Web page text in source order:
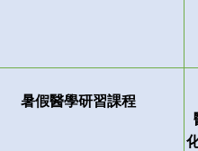
暑假醫學研習課程